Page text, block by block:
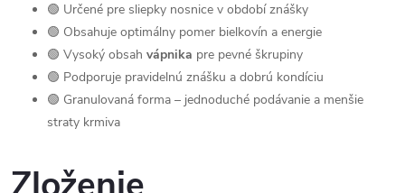
🟢 Určené pre sliepky nosnice v období znášky
🟢 Obsahuje optimálny pomer bielkovín a energie
🟢 Vysoký obsah vápnika pre pevné škrupiny
🟢 Podporuje pravidelnú znášku a dobrú kondíciu
🟢 Granulovaná forma – jednoduché podávanie a menšie
straty krmiva